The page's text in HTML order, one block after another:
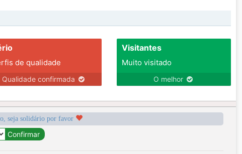
de qualidade
Qualidade confirmada
Visitantes
Muito visitado
O melhor
seja solidário por favor